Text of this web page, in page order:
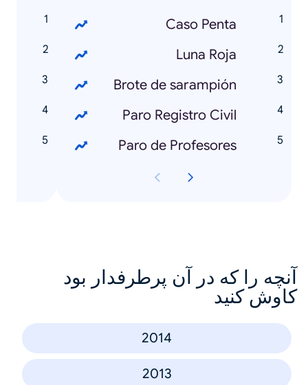
Caso Penta
Luna Roja
Brote de sarampión
Paro Registro Civil
Paro de Profesores
آنچه را که در آن پرطرفدار بود
کاوش کنید
2014
2013